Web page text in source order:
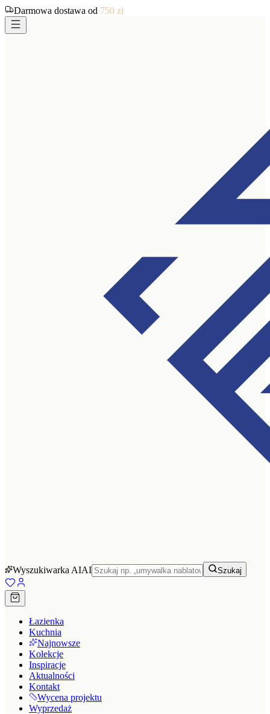
Darmowa dostawa od 750 zł
Wyszukiwarka AIAI Szukaj
Łazienka
Kuchnia
Najnowsze
Kolekcje
Inspiracje
Aktualności
Kontakt
Wycena projektu
Wyprzedaż